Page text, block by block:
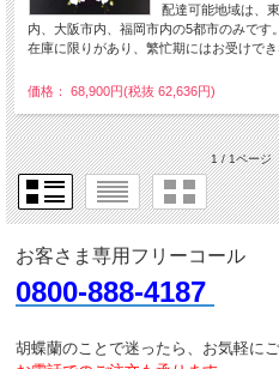
配達可能地域は、
内、大阪市内、福岡市内の5都市のみです。
在庫に限りがあり、繁忙期にはお受けでき
価格： 68,900円(税抜 62,636円)
1 / 1ページ
お客さま専用フリーコール
0800-888-4187
胡蝶蘭のことで迷ったら、お気軽にご